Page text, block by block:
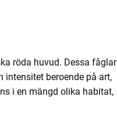
röda huvud. Dessa fåglar
intensitet beroende på art,
i en mängd olika habitat,